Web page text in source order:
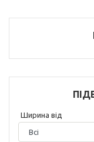
Ширина від